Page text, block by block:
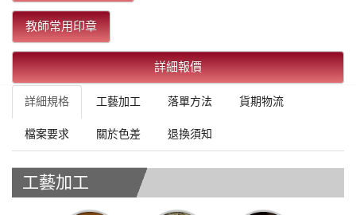
教師常用印章
詳細報價
詳細規格 工藝加工 落單方法 貨期物流
檔案要求 關於色差 退換須知
工藝加工